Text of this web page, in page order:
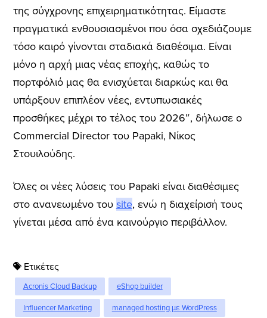
της σύγχρονης επιχειρηματικότητας. Είμαστε
πραγματικά ενθουσιασμένοι που όσα σχεδιάζουμε
τόσο καιρό γίνονται σταδιακά διαθέσιμα. Είναι
μόνο η αρχή μιας νέας εποχής, καθώς το
πορτφόλιό μας θα ενισχύεται διαρκώς και θα
υπάρξουν επιπλέον νέες, εντυπωσιακές
προσθήκες μέχρι το τέλος του 2026″, δήλωσε ο
Commercial Director του Papaki, Νίκος
Στουιλούδης.
Όλες οι νέες λύσεις του Papaki είναι διαθέσιμες
στο ανανεωμένο του site, ενώ η διαχείρισή τους
γίνεται μέσα από ένα καινούργιο περιβάλλον.
Ετικέτες
Acronis Cloud Backup eShop builder
Influencer Marketing managed hosting με WordPress